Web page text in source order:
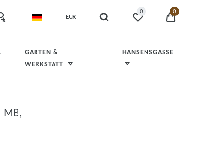
EUR
0 0
GARTEN &
WERKSTATT
HANSENSGASSE
MB,